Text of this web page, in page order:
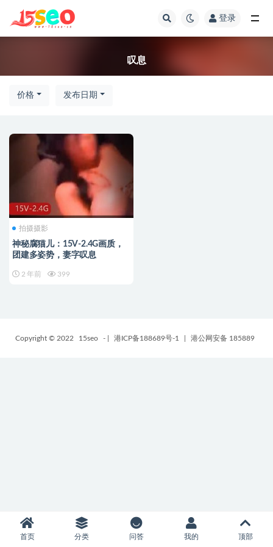
登录
叹息
价格 发布日期
拍摄摄影
神秘腐猫儿：15V-2.4G画质，
团建多姿势，妻字叹息
2 年前 399
Copyright © 2022 15seo - 港ICP备188689号-1 港公网安备 185889
首页 分类 问答 我的 顶部